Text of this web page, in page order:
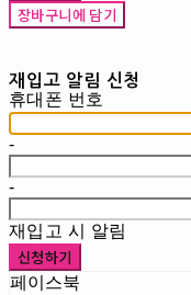
장바구니에 담기
재입고 알림 신청
휴대폰 번호
-
-
재입고 시 알림
신청하기
페이스북